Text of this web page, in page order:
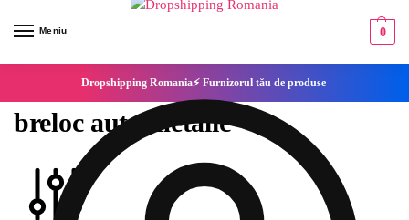
Meniu 0
Dropshipping Romania⚡ Furnizorul tău de produse
breloc auto metalic